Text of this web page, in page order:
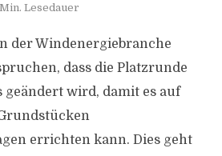
Lesedauer
der Windenergiebranche
dass die Platzrunde
geändert wird, damit es auf
errichten kann. Dies geht